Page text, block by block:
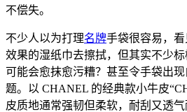
不偿失。
不少人以为打理名牌手袋很容易，
效果的湿纸巾去擦拭，但其实不少
可能会愈抹愈污糟？甚至令手袋出
题。以 CHANEL 的经典款小牛皮
皮质地通常强韧但柔软，耐刮又透